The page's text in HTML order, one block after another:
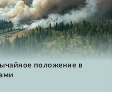
положение в